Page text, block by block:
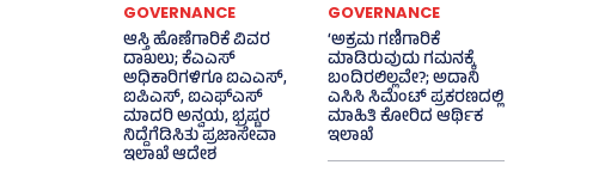
GOVERNANCE
ಆಸ್ತಿ ಹೊಣೆಗಾರಿಕೆ ವಿವರ
ದಾಖಲು; ಕೆಎಎಸ್
ಅಧಿಕಾರಿಗಳಿಗೂ ಐಎಎಸ್‌,
ಐಪಿಎಸ್‌, ಐಎಫ್‌ಎಸ್‌
ಮಾದರಿ ಅನ್ವಯ, ಭ್ರಷ್ಟರ
ನಿದ್ದೆಗೆಡಿಸಿತು ಪ್ರಜಾಸೇವಾ
ಇಲಾಖೆ ಆದೇಶ
GOVERNANCE
‘ಅಕ್ರಮ ಗಣಿಗಾರಿಕೆ
ಮಾಡಿರುವುದು ಗಮನಕ್ಕೆ
ಬಂದಿರಲಿಲ್ಲವೇ?; ಅದಾನಿ
ಎಸಿಸಿ ಸಿಮೆಂಟ್ ಪ್ರಕರಣದಲ್ಲಿ
ಮಾಹಿತಿ ಕೋರಿದ ಆರ್ಥಿಕ
ಇಲಾಖೆ